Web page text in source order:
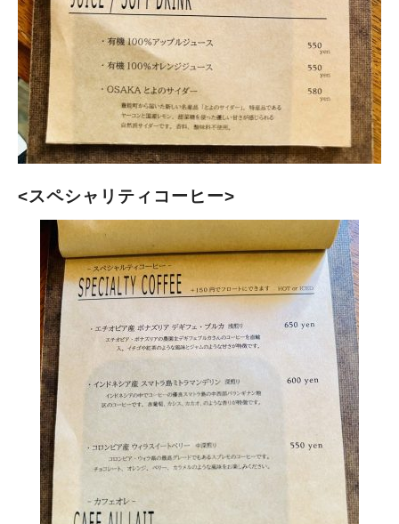
<スペシャリティコーヒー>